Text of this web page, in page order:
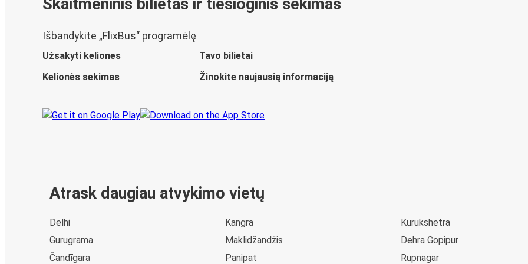
Skaitmeninis bilietas ir tiesioginis sekimas
Išbandykite „FlixBus“ programėlę
Užsakyti keliones
Tavo bilietai
Kelionės sekimas
Žinokite naujausią informaciją
Atrask daugiau atvykimo vietų
Delhi
Gurugrama
Čandīgara
Kangra
Maklidžandžis
Panipat
Kurukshetra
Dehra Gopipur
Rupnagar